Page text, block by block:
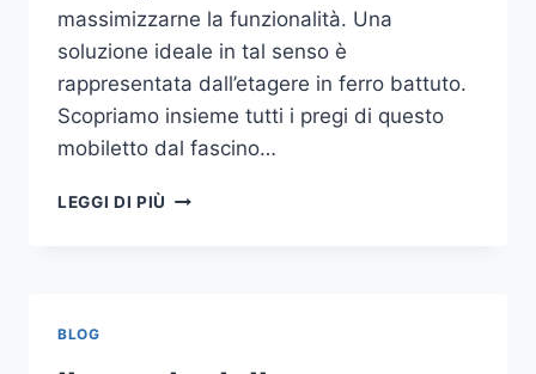
massimizzarne la funzionalità. Una
soluzione ideale in tal senso è
rappresentata dall’etagere in ferro battuto.
Scopriamo insieme tutti i pregi di questo
mobiletto dal fascino…
LEGGI DI PIÙ ETAGERE
BLOG